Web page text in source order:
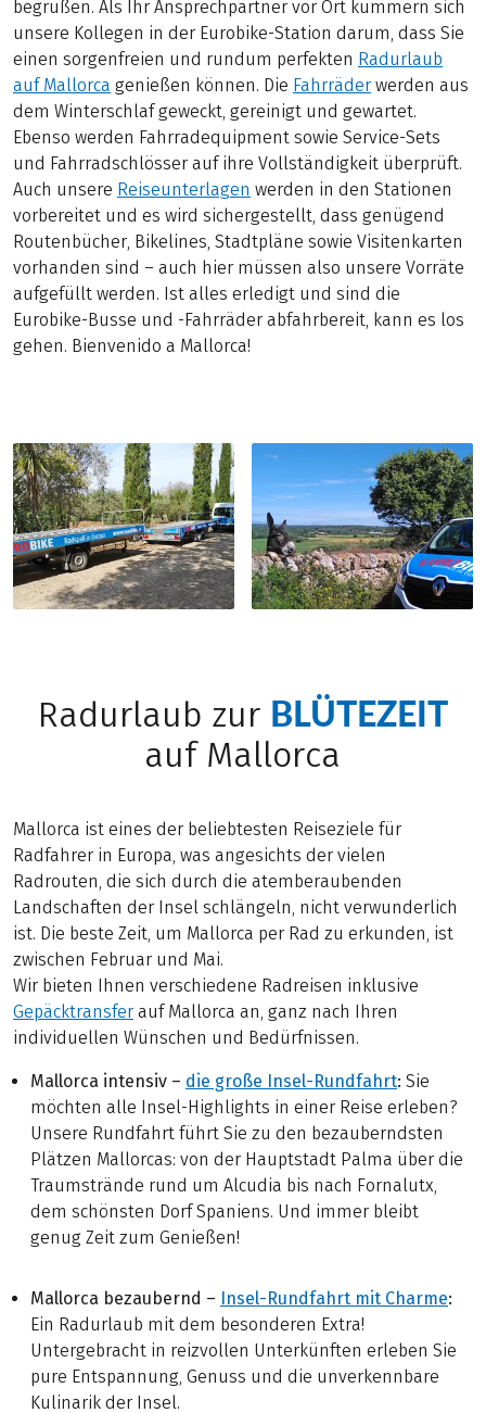
begrüßen. Als Ihr Ansprechpartner vor Ort kümmern sich
unsere Kollegen in der Eurobike-Station darum, dass Sie
einen sorgenfreien und rundum perfekten Radurlaub
auf Mallorca genießen können. Die Fahrräder werden aus
dem Winterschlaf geweckt, gereinigt und gewartet.
Ebenso werden Fahrradequipment sowie Service-Sets
und Fahrradschlösser auf ihre Vollständigkeit überprüft.
Auch unsere Reiseunterlagen werden in den Stationen
vorbereitet und es wird sichergestellt, dass genügend
Routenbücher, Bikelines, Stadtpläne sowie Visitenkarten
vorhanden sind – auch hier müssen also unsere Vorräte
aufgefüllt werden. Ist alles erledigt und sind die
Eurobike-Busse und -Fahrräder abfahrbereit, kann es los
gehen. Bienvenido a Mallorca!
Radurlaub zur BLÜTEZEIT
auf Mallorca
Mallorca ist eines der beliebtesten Reiseziele für
Radfahrer in Europa, was angesichts der vielen
Radrouten, die sich durch die atemberaubenden
Landschaften der Insel schlängeln, nicht verwunderlich
ist. Die beste Zeit, um Mallorca per Rad zu erkunden, ist
zwischen Februar und Mai.
Wir bieten Ihnen verschiedene Radreisen inklusive
Gepäcktransfer auf Mallorca an, ganz nach Ihren
individuellen Wünschen und Bedürfnissen.
Mallorca intensiv – die große Insel-Rundfahrt: Sie
möchten alle Insel-Highlights in einer Reise erleben?
Unsere Rundfahrt führt Sie zu den bezauberndsten
Plätzen Mallorcas: von der Hauptstadt Palma über die
Traumstrände rund um Alcudia bis nach Fornalutx,
dem schönsten Dorf Spaniens. Und immer bleibt
genug Zeit zum Genießen!
Mallorca bezaubernd – Insel-Rundfahrt mit Charme:
Ein Radurlaub mit dem besonderen Extra!
Untergebracht in reizvollen Unterkünften erleben Sie
pure Entspannung, Genuss und die unverkennbare
Kulinarik der Insel.